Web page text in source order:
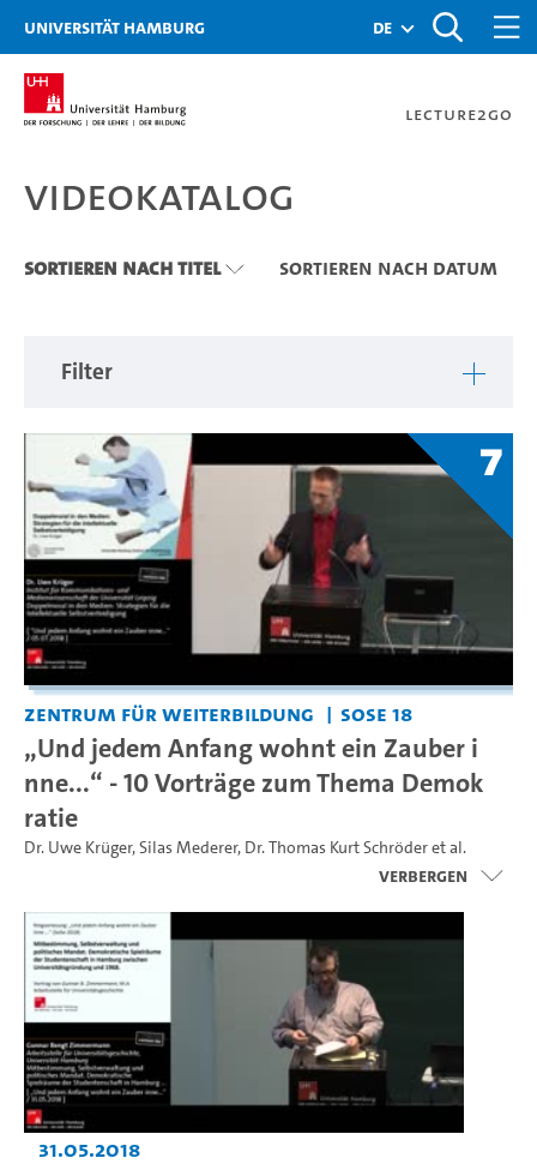
Zu den Filtern
Zur Metanavigation
Zur Hauptnavigation
Zur Suche
Zum Inhalt
Zum Seitenfuss
Universität Hamburg de
Lecture2Go
Videokatalog
Videokatalog
Sortieren nach Titel Sortieren nach Datum
Filter
7
Zentrum für Weiterbildung SoSe 18
„Und jedem Anfang wohnt ein Zauber i
nne...“ - 10 Vorträge zum Thema Demok
ratie
Dr. Uwe Krüger,Silas Mederer, Dr. Thomas Kurt Schröderet al.
Verbergen
31.05.2018